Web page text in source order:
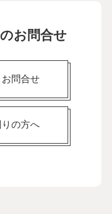
お問合せ
問合せ
の方へ